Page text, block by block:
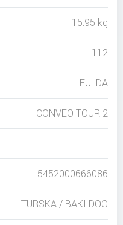
15.95 kg
112
FULDA
CONVEO TOUR 2
5452000666086
TURSKA / BAKI DOO